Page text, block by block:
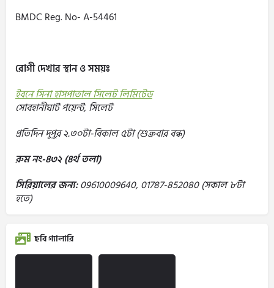
BMDC Reg. No- A-54461
রোগী দেখার স্থান ও সময়ঃ
ইবনে সিনা হাসপাতাল সিলেট লিমিটেড
সোবহানীঘাট পয়েন্ট, সিলেট
প্রতিদিন দুপুর ২.৩০টা-বিকাল ৫টা (শুক্রবার বন্ধ)
রুম নং-৪৩২ (৪র্থ তলা)
সিরিয়ালের জন্য:09610009640, 01787-852080 (সকাল ৮টা
হতে)
ছবি গ্যালারি